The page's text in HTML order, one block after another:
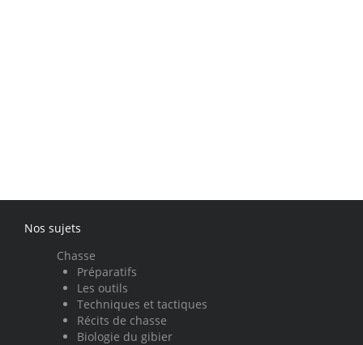
Nos sujets
Chasse
Préparatifs
Les outils
Techniques et tactiques
Récits de chasse
Biologie du gibier